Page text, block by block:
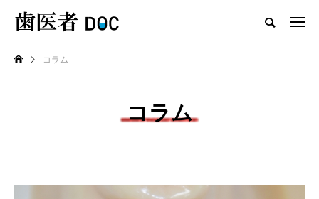
TOP
歯医者
コラム
コラム